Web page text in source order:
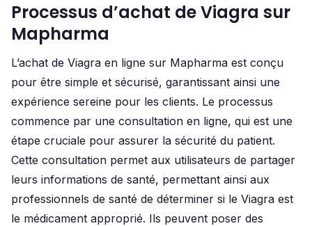
Processus d’achat de Viagra sur
Mapharma
L’achat de Viagra en ligne sur Mapharma est conçu
pour être simple et sécurisé, garantissant ainsi une
expérience sereine pour les clients. Le processus
commence par une consultation en ligne, qui est une
étape cruciale pour assurer la sécurité du patient.
Cette consultation permet aux utilisateurs de partager
leurs informations de santé, permettant ainsi aux
professionnels de santé de déterminer si le Viagra est
le médicament approprié. Ils peuvent poser des